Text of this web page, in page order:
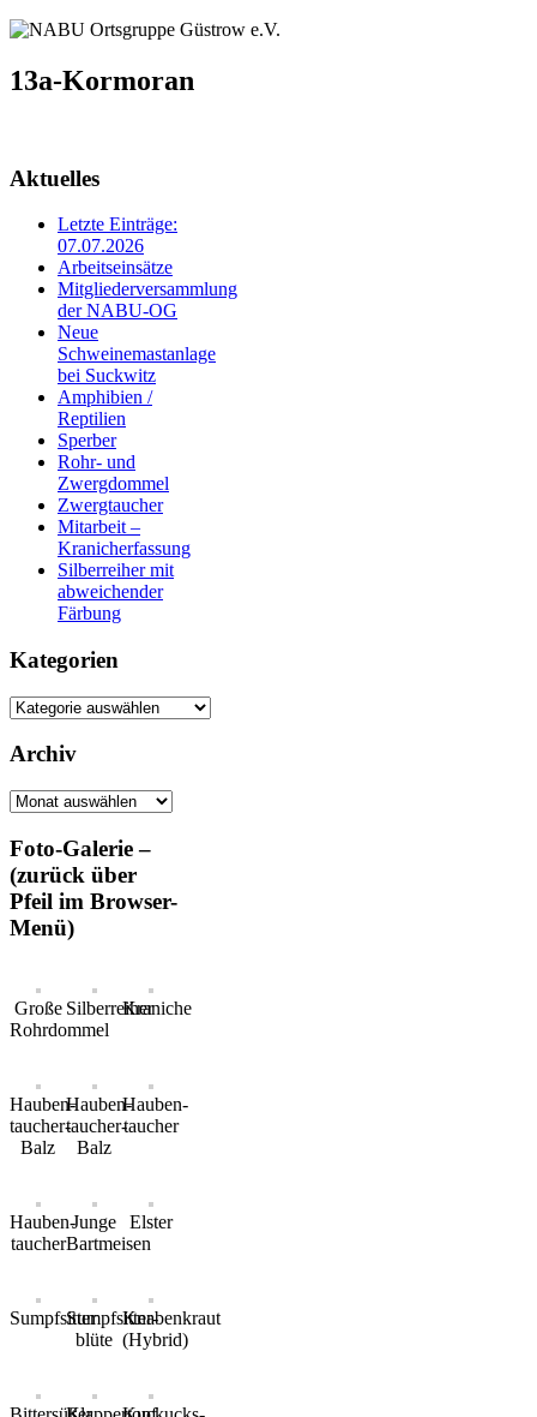
13a-Kormoran
Aktuelles
Letzte Einträge:
07.07.2026
Arbeitseinsätze
Mitgliederversammlung
der NABU-OG
Neue
Schweinemastanlage
bei Suckwitz
Amphibien /
Reptilien
Sperber
Rohr- und
Zwergdommel
Zwergtaucher
Mitarbeit –
Kranicherfassung
Silberreiher mit
abweichender
Färbung
Kategorien
Kategorien
Archiv
Archiv
Foto-Galerie –
(zurück über
Pfeil im Browser-
Menü)
Große
Rohrdommel
SilberreiherKraniche
Hauben-
taucher-
Balz
Hauben-
taucher-
Balz
Hauben-
taucher
Hauben-
taucher
Junge
Bartmeisen
Elster
SumpfsitterSumpfsitter-
blüte
Knabenkraut
(Hybrid)